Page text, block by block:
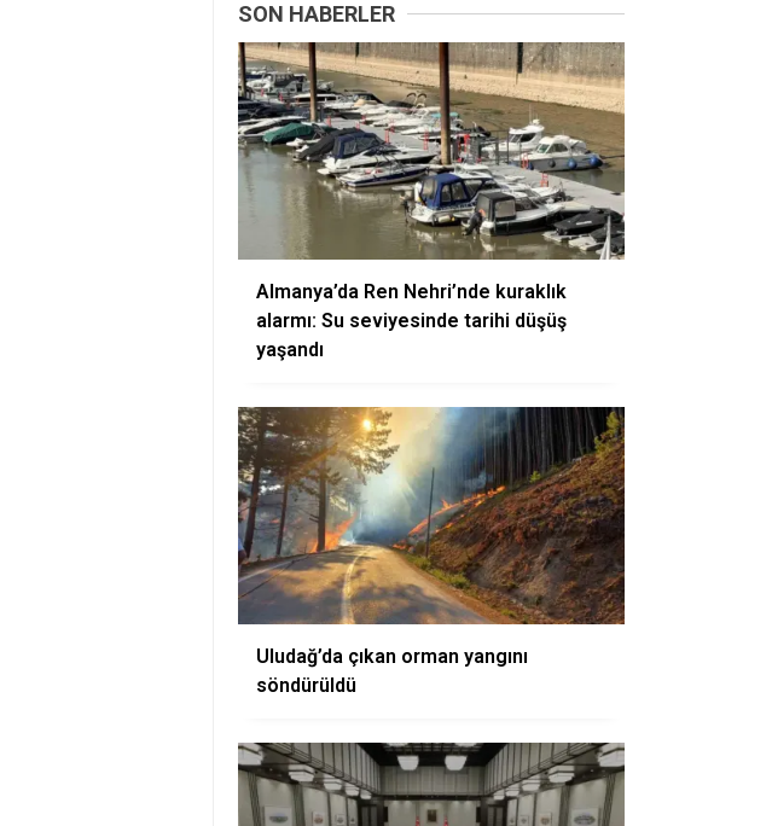
SON HABERLER
Almanya’da Ren Nehri’nde kuraklık
alarmı: Su seviyesinde tarihi düşüş
yaşandı
Uludağ’da çıkan orman yangını
söndürüldü